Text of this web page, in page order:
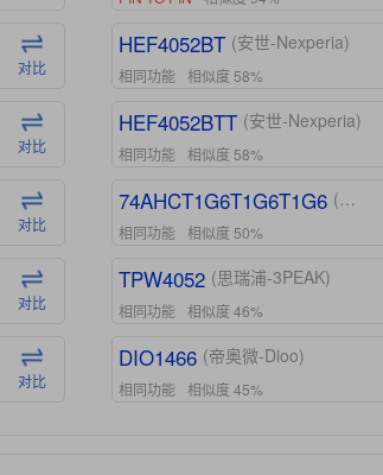
对比
对比
对比
对比
对比
HEF4052BT (安世-Nexperia)
相同功能 相似度 58%
HEF4052BTT (安世-Nexperia)
相同功能 相似度 58%
74AHCT1G6T1G6T1G6 (安世-Nexperia)
相同功能 相似度 50%
TPW4052 (思瑞浦-3PEAK)
相同功能 相似度 46%
DIO1466 (帝奥微-Dioo)
相同功能 相似度 45%